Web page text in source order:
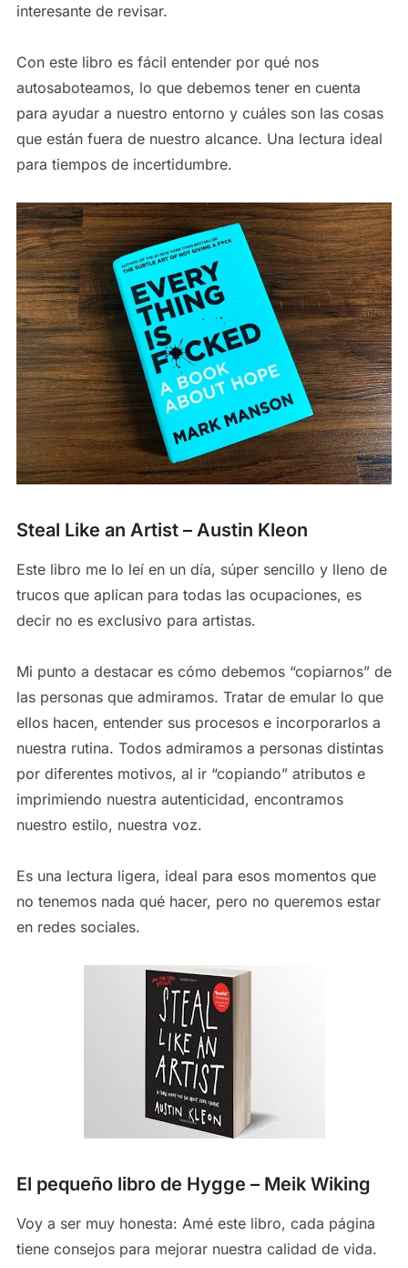
interesante de revisar.
Con este libro es fácil entender por qué nos
autosaboteamos, lo que debemos tener en cuenta
para ayudar a nuestro entorno y cuáles son las cosas
que están fuera de nuestro alcance. Una lectura ideal
para tiempos de incertidumbre.
Steal Like an Artist – Austin Kleon
Este libro me lo leí en un día, súper sencillo y lleno de
trucos que aplican para todas las ocupaciones, es
decir no es exclusivo para artistas.
Mi punto a destacar es cómo debemos “copiarnos” de
las personas que admiramos. Tratar de emular lo que
ellos hacen, entender sus procesos e incorporarlos a
nuestra rutina. Todos admiramos a personas distintas
por diferentes motivos, al ir “copiando” atributos e
imprimiendo nuestra autenticidad, encontramos
nuestro estilo, nuestra voz.
Es una lectura ligera, ideal para esos momentos que
no tenemos nada qué hacer, pero no queremos estar
en redes sociales.
El pequeño libro de Hygge – Meik Wiking
Voy a ser muy honesta: Amé este libro, cada página
tiene consejos para mejorar nuestra calidad de vida.